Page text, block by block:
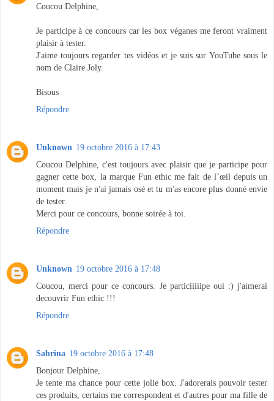
Coucou Delphine,
Je participe à ce concours car les box véganes me feront vraiment
plaisir à tester.
J'aime toujours regarder tes vidéos et je suis sur YouTube sous le
nom de Claire Joly.
Bisous
Répondre
Unknown 19 octobre 2016 à 17:43
Coucou Delphine, c'est toujours avec plaisir que je participe pour
gagner cette box, la marque Fun ethic me fait de l’œil depuis un
moment mais je n'ai jamais osé et tu m'as encore plus donné envie
de tester.
Merci pour ce concours, bonne soirée à toi.
Répondre
Unknown 19 octobre 2016 à 17:48
Coucou, merci pour ce concours. Je particiiiiipe oui :) j'aimerai
decouvrir Fun ethic !!!
Répondre
Sabrina 19 octobre 2016 à 17:48
Bonjour Delphine,
Je tente ma chance pour cette jolie box. J'adorerais pouvoir tester
ces produits, certains me correspondent et d'autres pour ma fille de